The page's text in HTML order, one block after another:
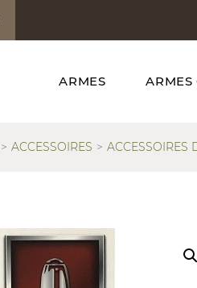
ARMES ARMES
ACCESSOIRES ACCESSOIRES